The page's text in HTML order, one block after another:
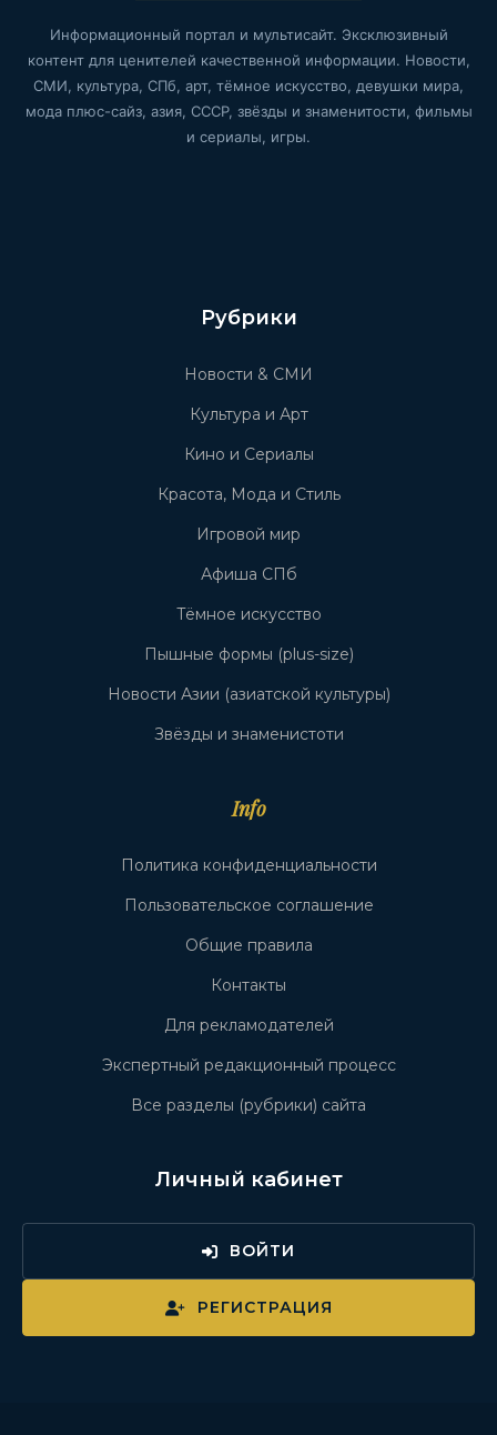
Информационный портал и мультисайт. Эксклюзивный
контент для ценителей качественной информации. Новости,
СМИ, культура, СПб, арт, тёмное искусство, девушки мира,
мода плюс-сайз, азия, СССР, звёзды и знаменитости, фильмы
и сериалы, игры.
Рубрики
Новости & СМИ
Культура и Арт
Кино и Сериалы
Красота, Мода и Стиль
Игровой мир
Афиша СПб
Тёмное искусство
Пышные формы (plus-size)
Новости Азии (азиатской культуры)
Звёзды и знаменистоти
Info
Политика конфиденциальности
Пользовательское соглашение
Общие правила
Контакты
Для рекламодателей
Экспертный редакционный процесс
Все разделы (рубрики) сайта
Личный кабинет
ВОЙТИ
РЕГИСТРАЦИЯ